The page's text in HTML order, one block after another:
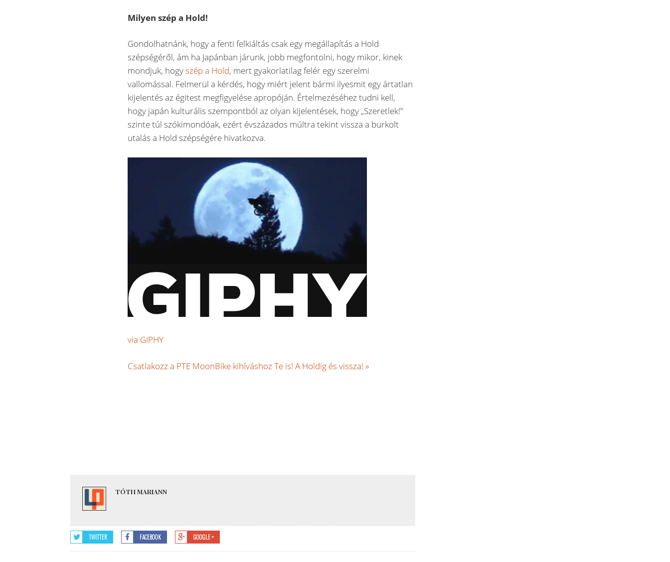
Milyen szép a Hold!
Gondolhatnánk, hogy a fenti felkiáltás csak egy megállapítás a Hold
szépségéről, ám ha Japánban járunk, jobb megfontolni, hogy mikor, kinek
mondjuk, hogyszép a Hold, mert gyakorlatilag felér egy szerelmi
vallomással. Felmerül a kérdés, hogy miért jelent bármi ilyesmit egy ártatlan
kijelentés az égitest megfigyelése apropóján. Értelmezéséhez tudni kell,
hogy japán kulturális szempontból az olyan kijelentések, hogy „Szeretlek!”
szinte túl szókimondóak, ezért évszázados múltra tekint vissza a burkolt
utalás a Hold szépségére hivatkozva.
via GIPHY
Csatlakozz a PTE MoonBike kihíváshoz Te is! A Holdig és vissza! »
TÓTH MARIANN
TWITTER FACEBOOK GOOGLE +